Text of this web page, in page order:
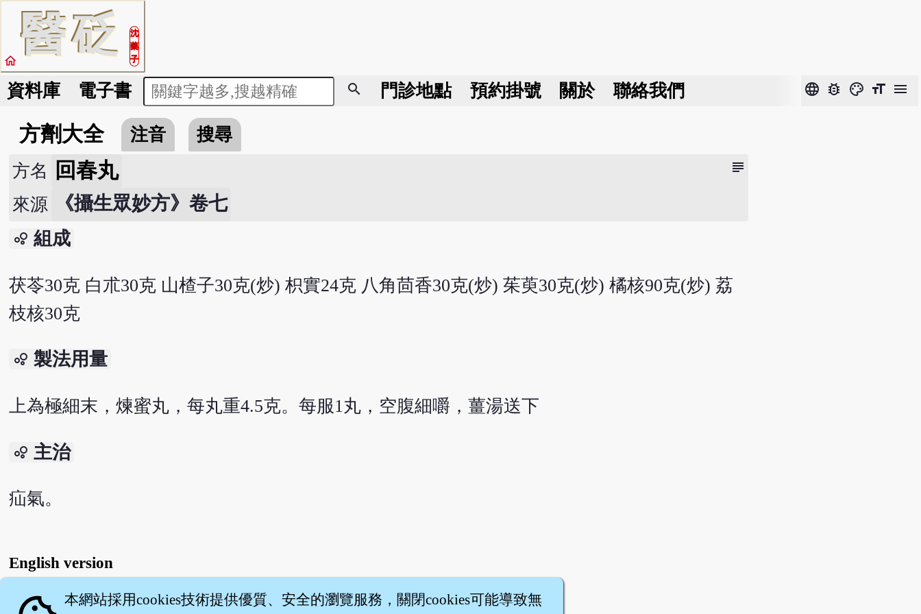
醫砭
沈
藥
子
home
資料庫 電子書 search 門診地點 預約掛號 關於 聯絡我們 language bug_report color_lens format_size menu
方劑大全 注音 搜尋
subject
方名 回春丸
來源 《攝生眾妙方》卷七
bubble_chart 組成
茯苓30克 白朮30克 山楂子30克(炒) 枳實24克 八角茴香30克(炒) 茱萸30克(炒) 橘核90克(炒) 荔
枝核30克
bubble_chart 製法用量
上為極細末，煉蜜丸，每丸重4.5克。每服1丸，空腹細嚼，薑湯送下
bubble_chart 主治
疝氣。
English version
本網站採用cookies技術提供優質、安全的瀏覽服務，關閉cookies可能導致無